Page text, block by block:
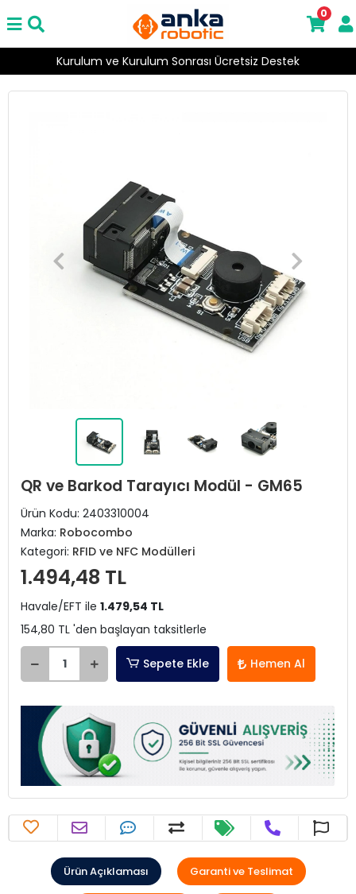
Kurulum ve Kurulum Sonrası Ücretsiz Destek
0
QR ve Barkod Tarayıcı Modül - GM65
Ürün Kodu: 2403310004
Marka: Robocombo
Kategori: RFID ve NFC Modülleri
1.494,48 TL
Havale/EFT ile 1.479,54 TL
154,80 TL 'den başlayan taksitlerle
Sepete Ekle Hemen Al
Ürün Açıklaması Garanti ve Teslimat